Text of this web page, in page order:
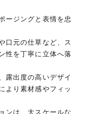
ージングと表情を忠
口元の仕草など、ス
性を丁寧に立体へ落
露出度の高いデザイ
より素材感やフィッ
ンは、大スケールな